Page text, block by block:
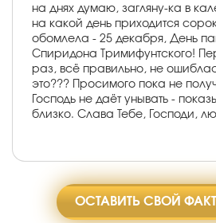
на днях думаю, загляну-ка в
на какой день приходится
обомлела - 25 декабря, День
Спиридона Тримифунтского!
раз, всё правильно, не
это??? Просимого пока не
Господь не даёт унывать -
близко. Слава Тебе, Господи,
ОСТАВИТЬ СВОЙ